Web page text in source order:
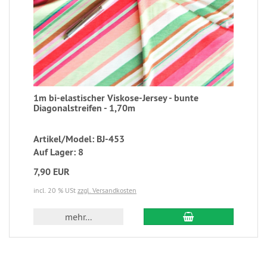
1m bi-elastischer Viskose-Jersey - bunte
Diagonalstreifen - 1,70m
Artikel/Model: BJ-453
Auf Lager: 8
7,90 EUR
incl. 20 % USt zzgl. Versandkosten
mehr...